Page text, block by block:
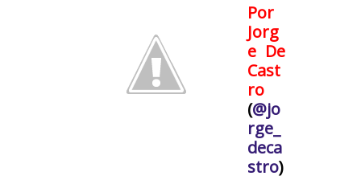
Por
Jorg
e De
Cast
ro
(@jo
rge_
deca
stro)